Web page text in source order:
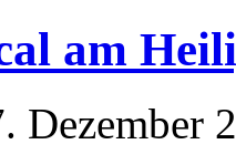
am
Dezember